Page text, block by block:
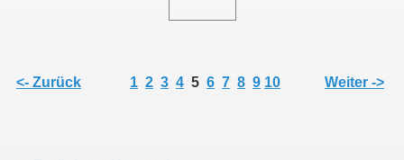
<- Zurück 1 2 3 4 5 6 7 8 9 10 Weiter ->